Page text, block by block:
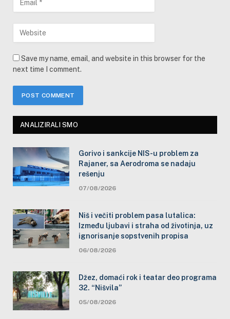
Save my name, email, and website in this browser for the
next time I comment.
ANALIZIRALI SMO
Gorivo i sankcije NIS-u problem za
Rajaner, sa Aerodroma se nadaju
rešenju
07/08/2026
Niš i večiti problem pasa lutalica:
Između ljubavi i straha od životinja, uz
ignorisanje sopstvenih propisa
06/08/2026
Džez, domaći rok i teatar deo programa
32. “Nišvila”
05/08/2026